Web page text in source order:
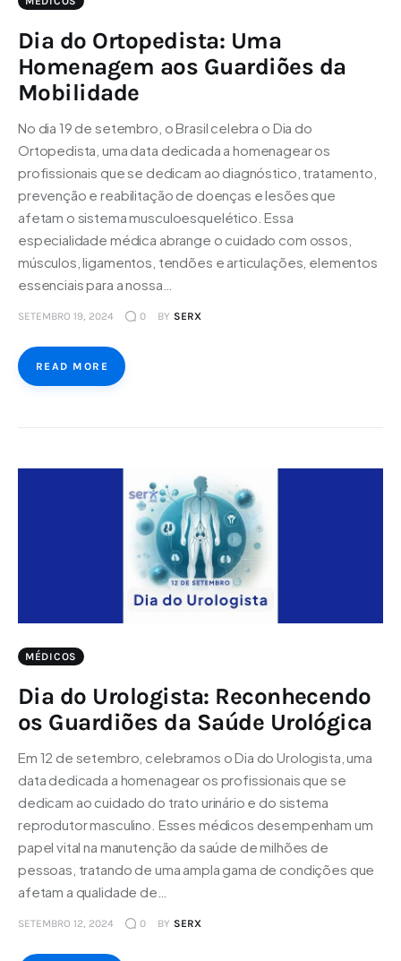
Dia do Ortopedista: Uma
Homenagem aos Guardiões da
Mobilidade
No dia 19 de setembro, o Brasil celebra o Dia do
Ortopedista, uma data dedicada a homenagear os
profissionais que se dedicam ao diagnóstico, tratamento,
prevenção e reabilitação de doenças e lesões que
afetam o sistema musculoesquelético. Essa
especialidade médica abrange o cuidado com ossos,
músculos, ligamentos, tendões e articulações, elementos
essenciais para a nossa…
SETEMBRO 19, 2024 0 BY SERX
READ MORE
MÉDICOS
Dia do Urologista: Reconhecendo
os Guardiões da Saúde Urológica
Em 12 de setembro, celebramos o Dia do Urologista, uma
data dedicada a homenagear os profissionais que se
dedicam ao cuidado do trato urinário e do sistema
reprodutor masculino. Esses médicos desempenham um
papel vital na manutenção da saúde de milhões de
pessoas, tratando de uma ampla gama de condições que
afetam a qualidade de…
SETEMBRO 12, 2024 0 BY SERX